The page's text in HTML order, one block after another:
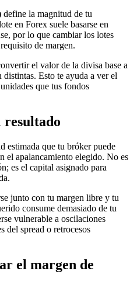
define la magnitud de tu
en Forex suele basarse en
por lo que cambiar los lotes
de margen.
el valor de la divisa base a
Esto te ayuda a ver el
que tus fondos
estimada que tu bróker puede
el apalancamiento elegido. No es
es el capital asignado para
junto con tu margen libre y tu
consume demasiado de tu
vulnerable a oscilaciones
del spread o retrocesos
el margen de